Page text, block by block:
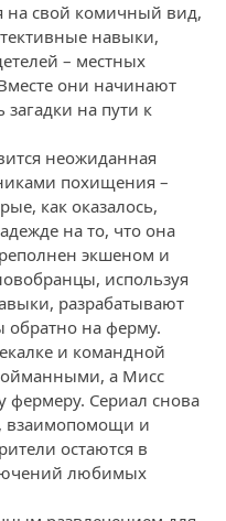
на свой комичный вид,
навыки,
– местных
они начинают
загадки на пути к
неожиданная
похищения –
как оказалось,
на то, что она
экшеном и
используя
разрабатывают
на ферму.
и командной
а Мисс
фермеру. Сериал снова
взаимопомощи и
остаются в
любимых